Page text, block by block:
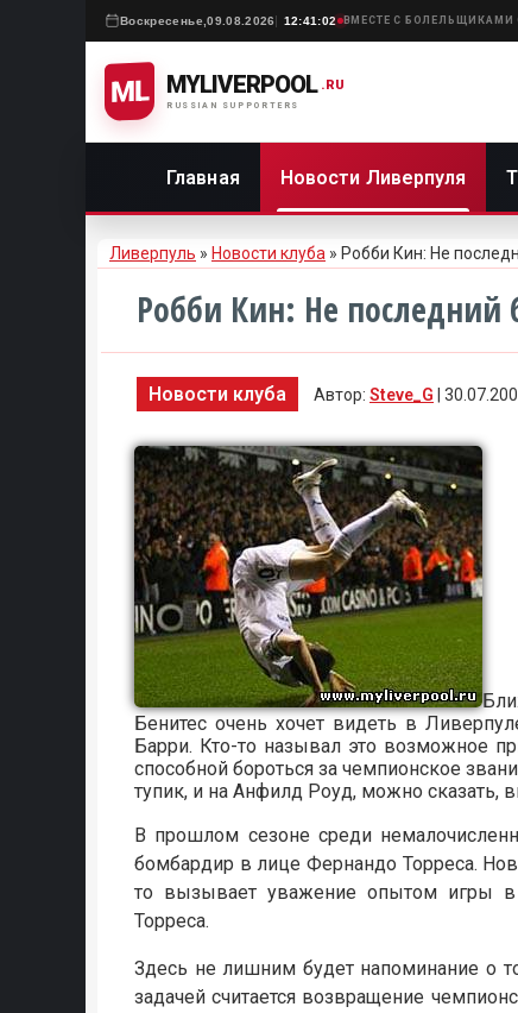
Воскресенье,09.08.2026 12:41:02 ВМЕСТЕ С БОЛЕЛЬЩИКАМИ
ML MYLIVERPOOL
RUSSIAN SUPPORTERS
.RU
Главная Новости Ливерпуля
Ливерпуль » Новости клуба » Робби Кин: Не
Робби Кин: Не последний
Новости клуба Автор: Steve_G |
Бенитес очень хочет видеть в
Барри. Кто-то называл это возможное
способной бороться за чемпионское
тупик, и на Анфилд Роуд, можно сказать,
В прошлом сезоне среди
бомбардир в лице Фернандо Торреса.
то вызывает уважение опытом игры в
Торреса.
Здесь не лишним будет напоминание о
задачей считается возвращение